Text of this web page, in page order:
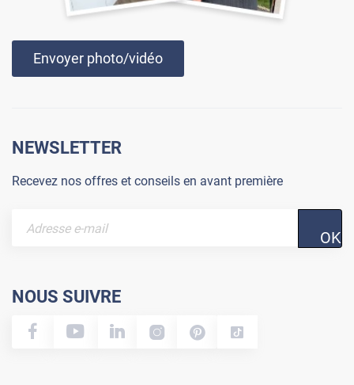
Envoyer photo/vidéo
NEWSLETTER
Recevez nos offres et conseils en avant première
OK
NOUS SUIVRE